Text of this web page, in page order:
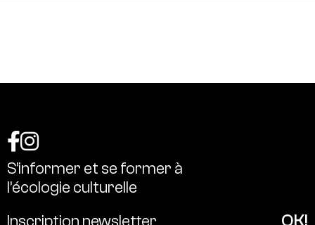
S’informer et se former à
l’écologie culturelle